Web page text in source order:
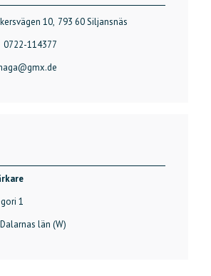
10, 793 60 Siljansnäs
0722-114377
1
Dalarnas län (W)